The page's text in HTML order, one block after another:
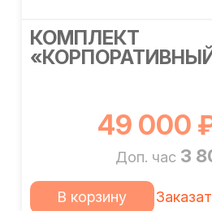
КОМПЛЕКТ
49 000
Доп. час 3
В корзину